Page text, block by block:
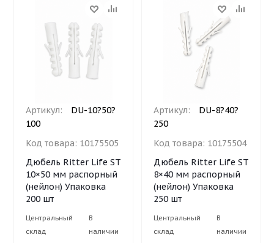
Артикул:
DU-10?50?
100
Код товара: 10175505
Дюбель Ritter Life ST
10×50 мм распорный
(нейлон) Упаковка
200 шт
Центральный
склад
В
наличии
Артикул:
DU-8?40?
250
Код товара: 10175504
Дюбель Ritter Life ST
8×40 мм распорный
(нейлон) Упаковка
250 шт
Центральный
склад
В
наличии